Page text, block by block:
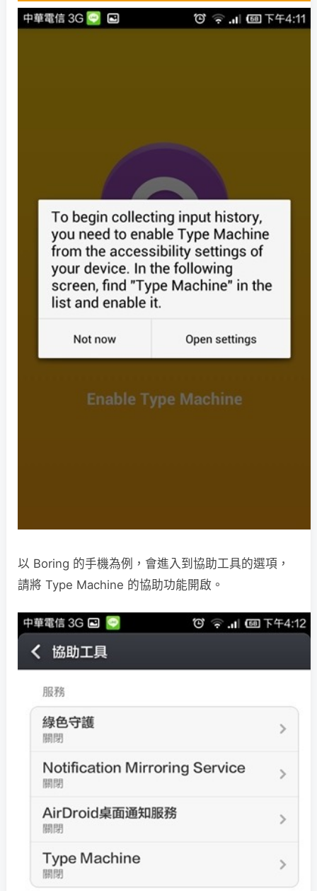
以 Boring 的手機為例，會進入到協助工具的選項，
請將 Type Machine 的協助功能開啟。